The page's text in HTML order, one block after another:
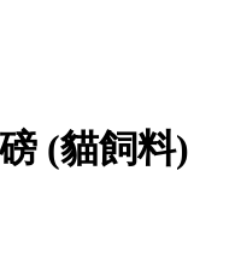
(貓飼料)